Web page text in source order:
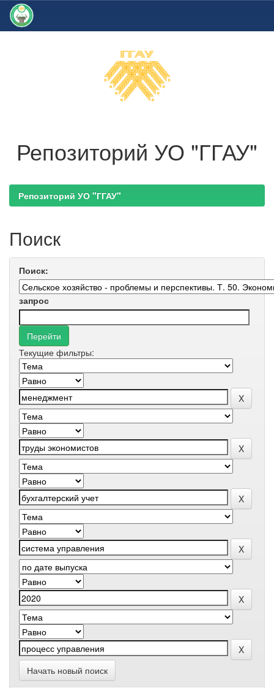
Репозиторий УО "ГГАУ"
Репозиторий УО "ГГАУ"
Поиск
Поиск:
запрос
Текущие фильтры:
Начать новый поиск